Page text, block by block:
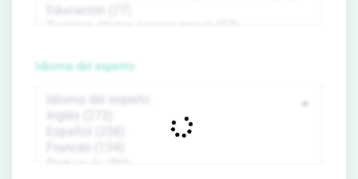
Idioma del experto